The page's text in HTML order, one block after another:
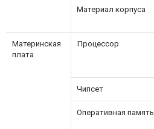
Материал корпуса
Материнская
плата
Процессор
Чипсет
Оперативная память